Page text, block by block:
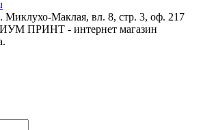
Миклухо-Маклая, вл. 8, стр. 3, оф. 217
ПРИНТ - интернет магазин